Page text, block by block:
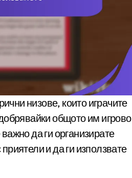
общото им игрово
да ги организирате
и да ги използвате